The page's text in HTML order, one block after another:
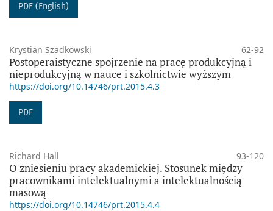
PDF (English)
Krystian Szadkowski 62-92
Postoperaistyczne spojrzenie na pracę produkcyjną i
nieprodukcyjną w nauce i szkolnictwie wyższym
https://doi.org/10.14746/prt.2015.4.3
PDF
Richard Hall 93-120
O zniesieniu pracy akademickiej. Stosunek między
pracownikami intelektualnymi a intelektualnością
masową
https://doi.org/10.14746/prt.2015.4.4